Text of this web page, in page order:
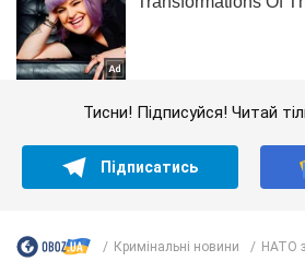
Тисни! Підписуйся! Читай
Підписатись
Кримінальні новини НАТО